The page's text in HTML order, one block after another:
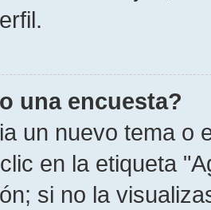
una encuesta?
un nuevo tema o
en la etiqueta
si no la